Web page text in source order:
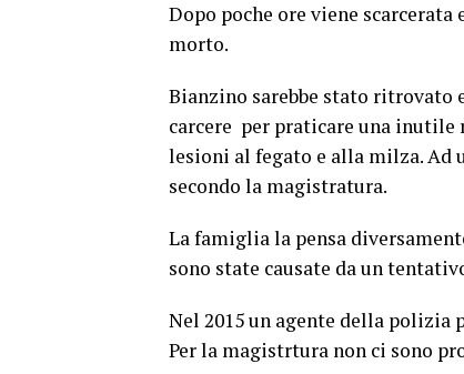
Dopo poche ore viene scarcerata
morto.
Bianzino sarebbe stato ritrovato
carcere per praticare una
lesioni al fegato e alla milza. Ad
secondo la magistratura.
La famiglia la pensa
sono state causate da un
Nel 2015 un agente della polizia
Per la magistrtura non ci sono